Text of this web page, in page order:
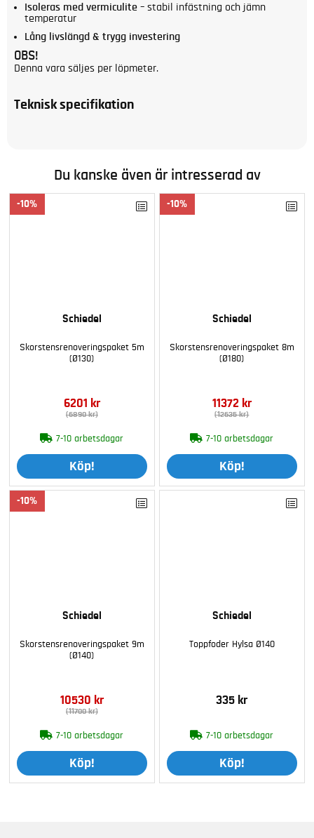
Isoleras med vermiculite – stabil infästning och jämn
temperatur
Lång livslängd & trygg investering
OBS!
Denna vara säljes per löpmeter.
Teknisk specifikation
Du kanske även är intresserad av
10
Schiedel
Skorstensrenoveringspaket 5m
(Ø130)
6201 kr
(6890 kr)
7-10 arbetsdagar
Köp!
10
Schiedel
Skorstensrenoveringspaket 8m
(Ø180)
11372 kr
(12635 kr)
7-10 arbetsdagar
Köp!
10
Schiedel
Skorstensrenoveringspaket 9m
(Ø140)
10530 kr
(11700 kr)
7-10 arbetsdagar
Köp!
Schiedel
Toppfoder Hylsa Ø140
335 kr
7-10 arbetsdagar
Köp!